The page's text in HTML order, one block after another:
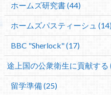
ホームズ研究書 (44)
ホームズパスティーシュ
BBC "Sherlock" (17)
途上国の公衆衛生に貢献する
留学準備 (25)